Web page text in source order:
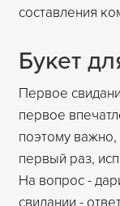
составления
Букет
Первое
первое
поэтому
первый раз,
На вопрос -
свидании -